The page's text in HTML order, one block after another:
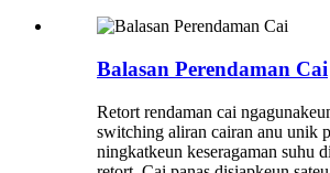
Balasan Perendaman Cai
Retort rendaman cai
switching aliran cairan anu unik
ningkatkeun keseragaman suhu